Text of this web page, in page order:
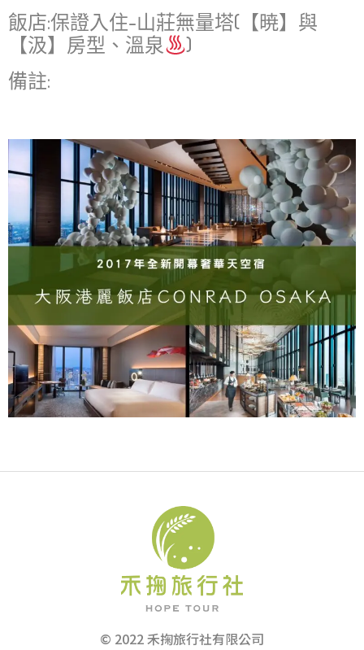
飯店:保證入住-山莊無量塔(【暁】與
【汲】房型、溫泉
)
備註:
© 2022 禾掬旅行社有限公司